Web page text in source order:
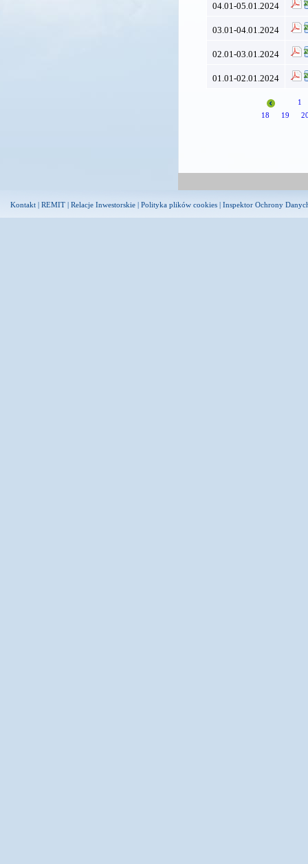
04.01-05.01.2024
03.01-04.01.2024
02.01-03.01.2024
01.01-02.01.2024
1
18
19
Kontakt | REMIT | Relacje Inwestorskie | Polityka plików cookies | Inspektor Ochrony